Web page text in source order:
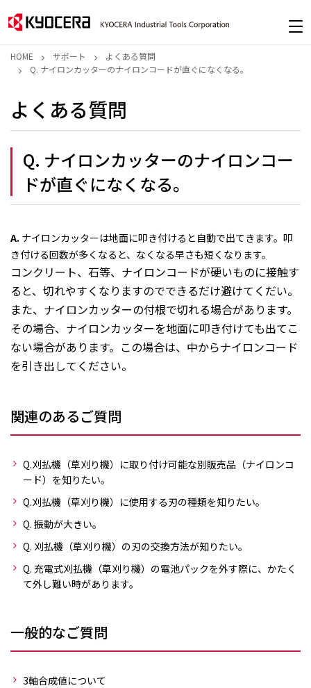
HOME サポート
よくある質問
Q. ナイロンカッターのナイロンコードが直ぐになくなる。
よくある質問
Q. ナイロンカッターのナイロンコー
ドが直ぐになくなる。
A. ナイロンカッターは地面に叩き付けると自動で出てきます。叩
き付ける回数が多くなると、なくなる早さも短くなります。
コンクリート、石等、ナイロンコードが硬いものに接触す
ると、切れやすくなりますのでできるだけ避けてくだい。
また、ナイロンカッターの付根で切れる場合があります。
その場合、ナイロンカッターを地面に叩き付けても出てこ
ない場合があります。この場合は、中からナイロンコード
を引き出してください。
関連のあるご質問
Q.刈払機（草刈り機）に取り付け可能な別販売品（ナイロンコ
ード）を知りたい。
Q.刈払機（草刈り機）に使用する刃の種類を知りたい。
Q. 振動が大きい。
Q. 刈払機（草刈り機）の刃の交換方法が知りたい。
Q. 充電式刈払機（草刈り機）の電池パックを外す際に、かたく
て外し難い時があります。
一般的なご質問
3軸合成値について